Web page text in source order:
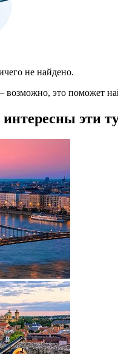
не найдено.
это поможет
эти